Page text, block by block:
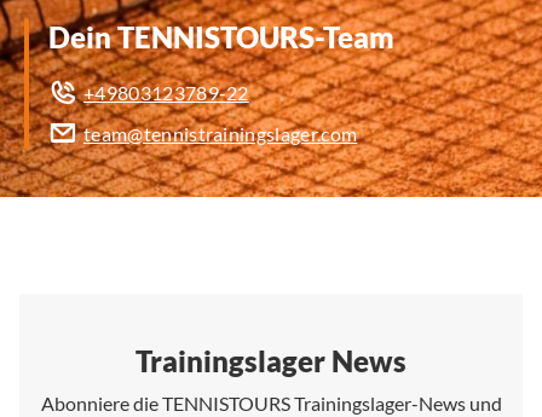
Dein TENNISTOURS-Team
+49803123789-22
team@tennistrainingslager.com
Trainingslager News
Abonniere die TENNISTOURS Trainingslager-News und